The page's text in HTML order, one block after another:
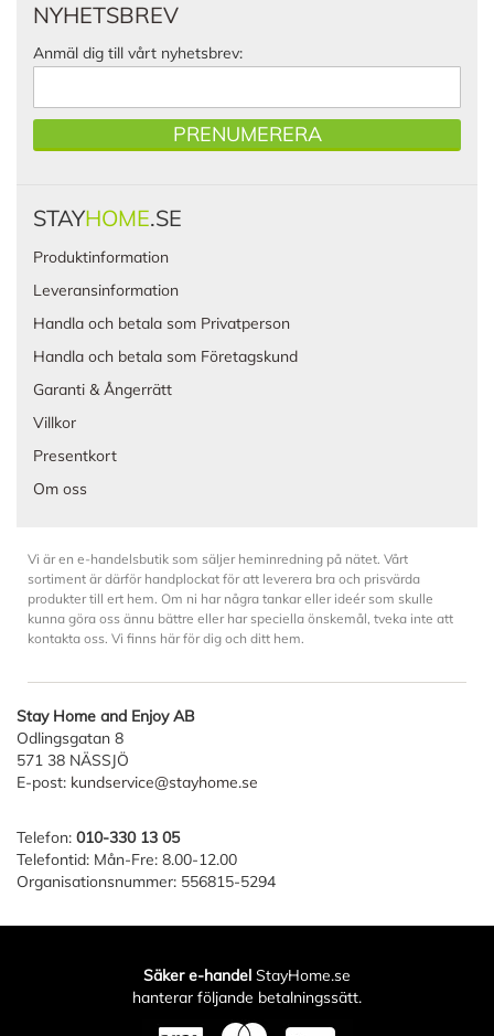
NYHETSBREV
Anmäl dig till vårt nyhetsbrev:
PRENUMERERA
STAYHOME.SE
Produktinformation
Leveransinformation
Handla och betala som Privatperson
Handla och betala som Företagskund
Garanti & Ångerrätt
Villkor
Presentkort
Om oss
Vi är en e-handelsbutik som säljer heminredning på nätet. Vårt
sortiment är därför handplockat för att leverera bra och prisvärda
produkter till ert hem. Om ni har några tankar eller ideér som skulle
kunna göra oss ännu bättre eller har speciella önskemål, tveka inte att
kontakta oss. Vi finns här för dig och ditt hem.
Stay Home and Enjoy AB
Odlingsgatan 8
571 38 NÄSSJÖ
E-post: kundservice@stayhome.se
Telefon: 010-330 13 05
Telefontid: Mån-Fre: 8.00-12.00
Organisationsnummer: 556815-5294
Säker e-handel StayHome.se
hanterar följande betalningssätt.